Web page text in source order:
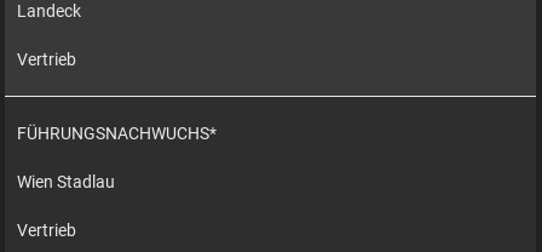
Landeck
Vertrieb
FÜHRUNGSNACHWUCHS*
Wien Stadlau
Vertrieb